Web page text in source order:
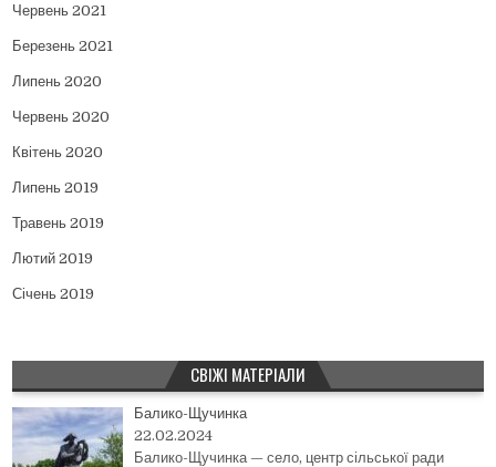
Червень 2021
Березень 2021
Липень 2020
Червень 2020
Квітень 2020
Липень 2019
Травень 2019
Лютий 2019
Січень 2019
СВІЖІ МАТЕРІАЛИ
Балико-Щучинка
22.02.2024
Балико-Щучинка — село, центр сільської ради